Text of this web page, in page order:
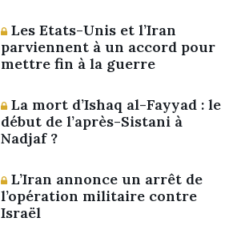
Les Etats-Unis et l’Iran
parviennent à un accord pour
mettre fin à la guerre
La mort d’Ishaq al-Fayyad : le
début de l’après-Sistani à
Nadjaf ?
L’Iran annonce un arrêt de
l’opération militaire contre
Israël